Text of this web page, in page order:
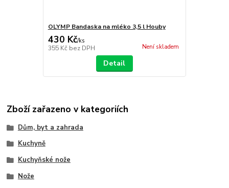
OLYMP Bandaska na mléko 3,5 l Houby
430 Kč/ks
355 Kč bez DPH Není skladem
Detail
Zboží zařazeno v kategoriích
Dům, byt a zahrada
Kuchyně
Kuchyňské nože
Nože